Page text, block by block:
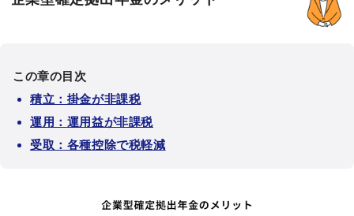
この章の目次
積立：掛金が非課税
運用：運用益が非課税
受取：各種控除で税軽減